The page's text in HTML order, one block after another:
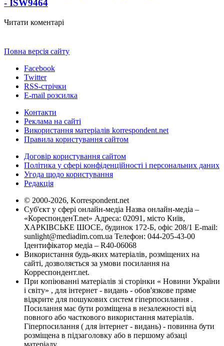
- ISW9464
Читати коментарі
Повна версія сайту
Facebook
Twitter
RSS-стрічки
E-mail розсилка
Контакти
Реклама на сайті
Використання матеріалів korrespondent.net
Правила користування сайтом
Договір користування сайтом
Політика у сфері конфіденційності і персональних даних
Угода щодо користування
Редакція
© 2000-2026, Korrespondent.net
Суб'єкт у сфері онлайн-медіа Назва онлайн-медіа –
«КореспонденТ.net» Адреса: 02091, місто Київ,
ХАРКІВСЬКЕ ШОСЕ, будинок 172-Б, офіс 208/1 E-mail:
sunlight@mediadim.com.ua Телефон: 044-205-43-00
Ідентифікатор медіа – R40-06068
Використання будь-яких матеріалів, розміщених на
сайті, дозволяється за умови посилання на
Корреспондент.net.
При копіюванні матеріалів зі сторінки « Новини України
і світу» , для інтернет - видань - обов'язкове пряме
відкрите для пошукових систем гіперпосилання .
Посилання має бути розміщена в незалежності від
повного або часткового використання матеріалів.
Гіперпосилання ( для інтернет - видань) - повинна бути
розміщена в підзаголовку або в першому абзаці
матеріалу.